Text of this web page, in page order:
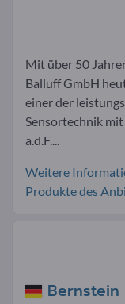
Mit über 50
Balluff GmbH
einer der
Sensortechnik
a.d.F....
Weitere
Produkte des
Bernstein